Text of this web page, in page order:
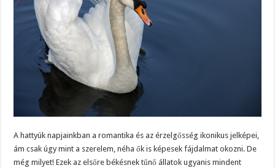
A hattyúk napjainkban a romantika és az érzelgősség ikonikus jelképei,
ám csak úgy mint a szerelem, néha ők is képesek fájdalmat okozni. De
még milyet! Ezek az elsőre békésnek tűnő állatok ugyanis mindent